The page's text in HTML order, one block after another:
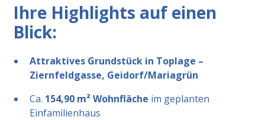
Ihre Highlights auf einen
Blick:
Attraktives Grundstück in Toplage –
Ziernfeldgasse, Geidorf/Mariagrün
Ca. 154,90 m² Wohnfläche im geplanten
Einfamilienhaus